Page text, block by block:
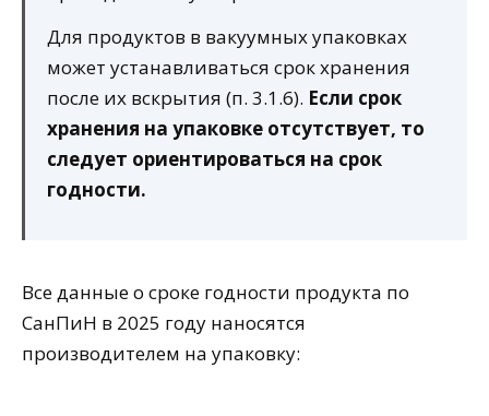
Для продуктов в вакуумных упаковках
может устанавливаться срок хранения
после их вскрытия (п. 3.1.6). Если срок
хранения на упаковке отсутствует, то
следует ориентироваться на срок
годности.
Все данные о сроке годности продукта по
СанПиН в 2025 году наносятся
производителем на упаковку: